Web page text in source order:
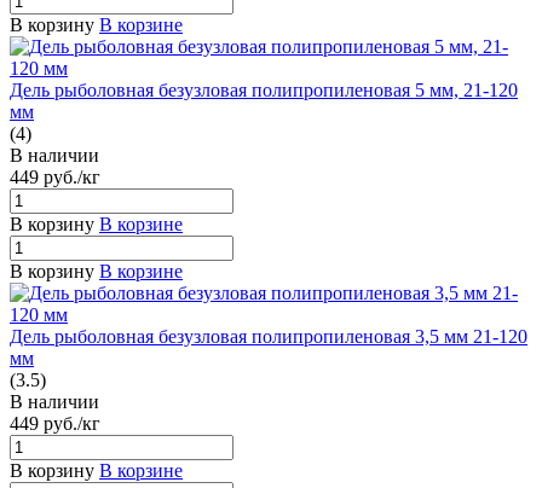
В корзину В корзине
Дель рыболовная безузловая полипропиленовая 5 мм, 21-120
мм
(4)
В наличии
449 руб./кг
В корзину В корзине
В корзину В корзине
Дель рыболовная безузловая полипропиленовая 3,5 мм 21-120
мм
(3.5)
В наличии
449 руб./кг
В корзину В корзине